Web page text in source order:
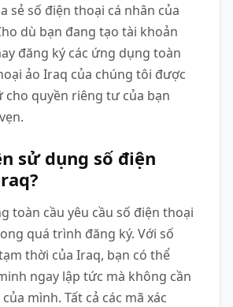
sẻ số điện thoại cá nhân của
dù bạn đang tạo tài khoản
đăng ký các ứng dụng toàn
ảo Iraq của chúng tôi được
cho quyền riêng tư của bạn
sử dụng số điện
toàn cầu yêu cầu số điện thoại
quá trình đăng ký. Với số
thời của Iraq, bạn có thể
ngay lập tức mà không cần
mình. Tất cả các mã xác